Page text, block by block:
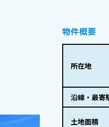
物件概要
所在地
沿線・最寄
土地面積